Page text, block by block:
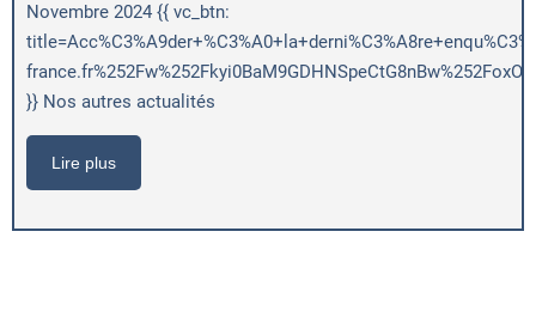
Novembre 2024 {{ vc_btn:
}} Nos autres actualités
Lire plus